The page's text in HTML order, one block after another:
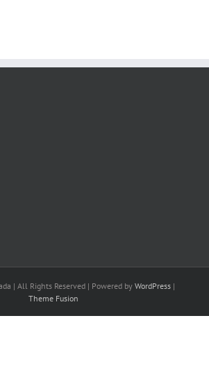
| All Rights Reserved | Powered by WordPress |
Theme Fusion